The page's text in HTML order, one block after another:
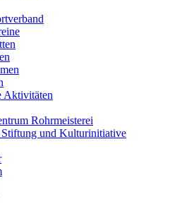
Aktivitäten
Rohrmeisterei
und Kulturinitiative